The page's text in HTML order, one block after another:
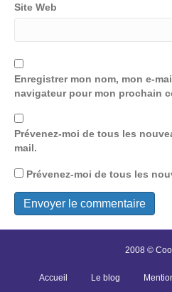
Site Web
Enregistrer mon nom, mon e-
navigateur pour mon prochain
Prévenez-moi de tous les
mail.
Prévenez-moi de tous les
2008 ©
Accueil Le blog